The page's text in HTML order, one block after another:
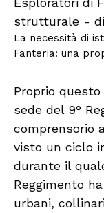
La necessità di
Fanteria: una
Proprio
sede del 9°
comprensorio
visto un ciclo
durante il
Reggimento
urbani,